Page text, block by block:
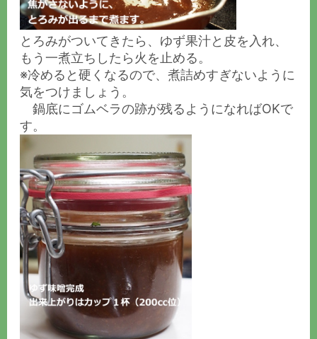
とろみがついてきたら、ゆず果汁と皮を入れ、
もう一煮立ちしたら火を止める。
※冷めると硬くなるので、煮詰めすぎないように
気をつけましょう。
鍋底にゴムベラの跡が残るようになればOKで
す。